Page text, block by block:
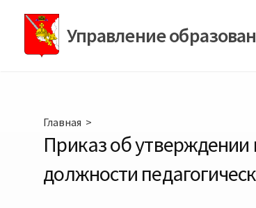
содержимомуУправление
Главная >
Приказ об
должности